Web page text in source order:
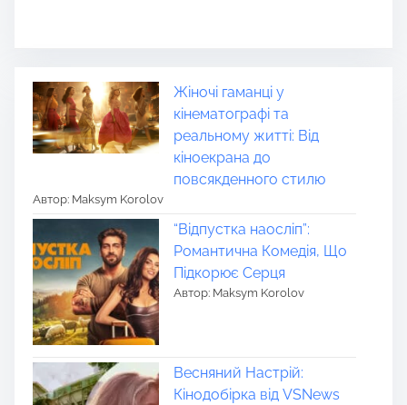
Жіночі гаманці у
кінематографі та
реальному житті: Від
кіноекрана до
повсякденного стилю
Автор: Maksym Korolov
“Відпустка наосліп”:
Романтична Комедія, Що
Підкорює Серця
Автор: Maksym Korolov
Весняний Настрій:
Кінодобірка від VSNews